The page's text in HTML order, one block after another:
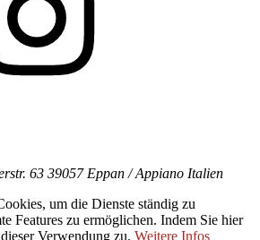
63 39057 Eppan / Appiano Italien
um die Dienste ständig zu
Features zu ermöglichen. Indem Sie hier
Verwendung zu. Weitere Infos